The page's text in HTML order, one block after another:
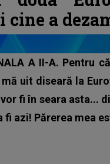
cine a
A II-A. Pentru
uit diseară la
fi în seara asta...
azi! Părerea mea